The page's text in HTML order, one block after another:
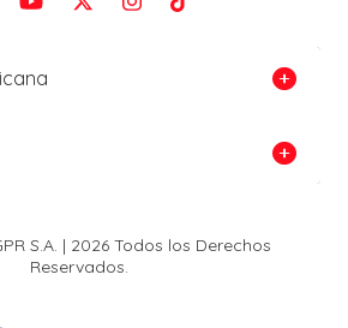
S.A. | 2026 Todos los Derechos
Reservados.